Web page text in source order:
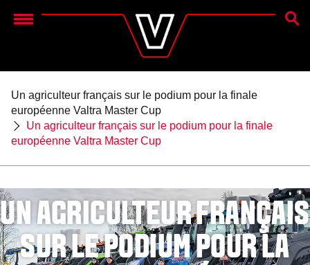
Menu
Un agriculteur français sur le podium pour la finale
européenne Valtra Master Cup
Un agriculteur français sur le podium pour la finale
européenne Valtra Master Cup
UN AGRICULTEUR FRANÇAIS
SUR LE PODIUM POUR LA